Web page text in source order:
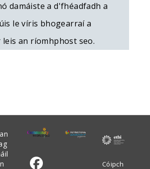
damáiste a d'fhéadfadh a
le víris bhogearraí a
an ríomhphost seo.
Cóipch